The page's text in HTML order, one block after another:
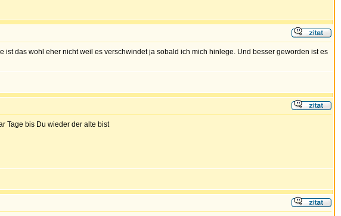
das wohl eher nicht weil es verschwindet ja sobald ich mich hinlege. Und besser geworden ist es
Tage bis Du wieder der alte bist